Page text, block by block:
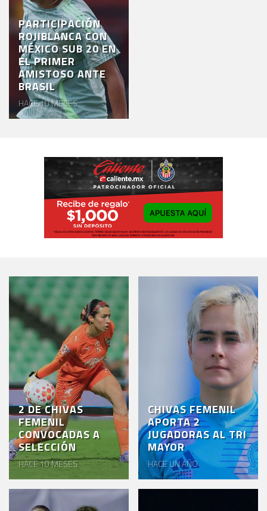
PARTICIPACIÓN
ROJIBLANCA CON
MÉXICO SUB 20 EN
EL PRIMER
AMISTOSO ANTE
BRASIL
HACE 10 MESES
2 DE CHIVAS
FEMENIL
CONVOCADAS A
SELECCIÓN
HACE 10 MESES
CHIVAS FEMENIL
APORTA 2
JUGADORAS AL TRI
MAYOR
HACE UN AÑO